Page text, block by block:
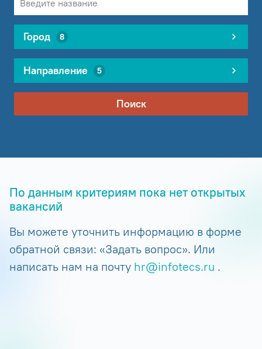
Город 8
Направление 5
Поиск
По данным критериям пока нет открытых
вакансий
Вы можете уточнить информацию в форме
обратной связи: «Задать вопрос». Или
написать нам на почту hr@infotecs.ru .